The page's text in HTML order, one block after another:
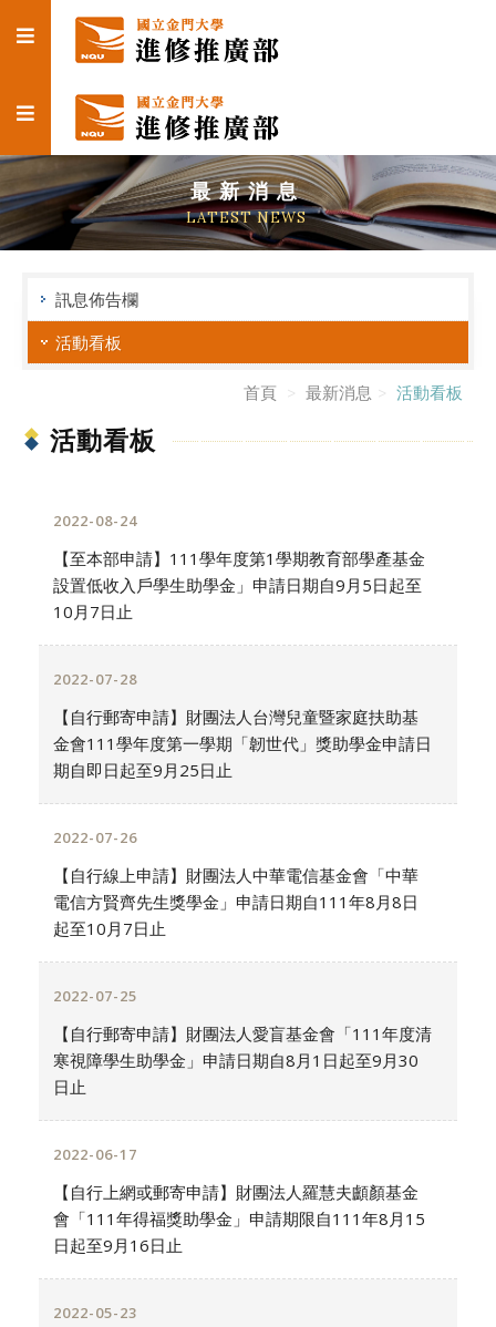
最新消息
LATEST NEWS
訊息佈告欄
活動看板
首頁 最新消息 活動看板
活動看板
2022-08-24
【至本部申請】111學年度第1學期教育部學產基金
設置低收入戶學生助學金」申請日期自9月5日起至
10月7日止
2022-07-28
【自行郵寄申請】財團法人台灣兒童暨家庭扶助基
金會111學年度第一學期「韌世代」獎助學金申請日
期自即日起至9月25日止
2022-07-26
【自行線上申請】財團法人中華電信基金會「中華
電信方賢齊先生獎學金」申請日期自111年8月8日
起至10月7日止
2022-07-25
【自行郵寄申請】財團法人愛盲基金會「111年度清
寒視障學生助學金」申請日期自8月1日起至9月30
日止
2022-06-17
【自行上網或郵寄申請】財團法人羅慧夫顱顏基金
會「111年得福獎助學金」申請期限自111年8月15
日起至9月16日止
2022-05-23